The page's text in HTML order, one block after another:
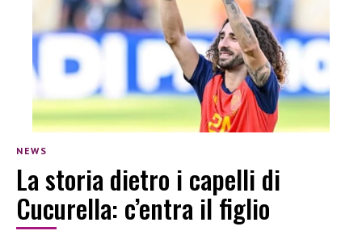
NEWS
La storia dietro i capelli di
Cucurella: c’entra il figlio